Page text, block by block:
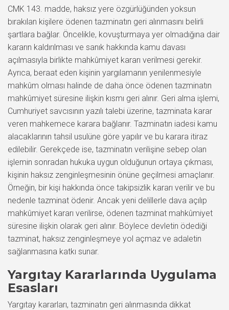
CMK 143. madde, haksız yere özgürlüğünden yoksun
bırakılan kişilere ödenen tazminatın geri alınmasını belirli
şartlara bağlar. Öncelikle, kovuşturmaya yer olmadığına dair
kararın kaldırılması ve sanık hakkında kamu davası
açılmasıyla birlikte mahkûmiyet kararı verilmesi gerekir.
Ayrıca, beraat eden kişinin yargılamanın yenilenmesiyle
mahkûm olması halinde de daha önce ödenen tazminatın
mahkûmiyet süresine ilişkin kısmı geri alınır. Geri alma işlemi,
Cumhuriyet savcısının yazılı talebi üzerine, tazminata karar
veren mahkemece karara bağlanır. Tazminatın iadesi kamu
alacaklarının tahsil usulüne göre yapılır ve bu karara itiraz
edilebilir. Gerekçede ise, tazminatın verilişine sebep olan
işlemin sonradan hukuka uygun olduğunun ortaya çıkması,
kişinin haksız zenginleşmesinin önüne geçilmesi amaçlanır.
Örneğin, bir kişi hakkında önce takipsizlik kararı verilir ve bu
nedenle tazminat ödenir. Ancak yeni delillerle dava açılıp
mahkûmiyet kararı verilirse, ödenen tazminat mahkûmiyet
süresine ilişkin olarak geri alınır. Böylece devletin ödediği
tazminat, haksız zenginleşmeye yol açmaz ve adaletin
sağlanmasına katkı sunar.
Yargıtay Kararlarında Uygulama
Esasları
Yargıtay kararları, tazminatın geri alınmasında dikkat